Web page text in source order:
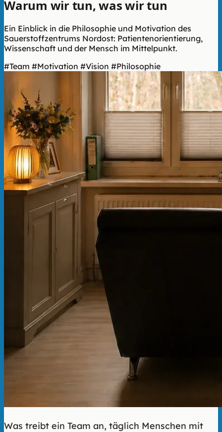
Warum wir tun, was wir tun
Ein Einblick in die Philosophie und Motivation des
Sauerstoffzentrums Nordost: Patientenorientierung,
Wissenschaft und der Mensch im Mittelpunkt.
#Team #Motivation #Vision #Philosophie
Was treibt ein Team an, täglich Menschen mit